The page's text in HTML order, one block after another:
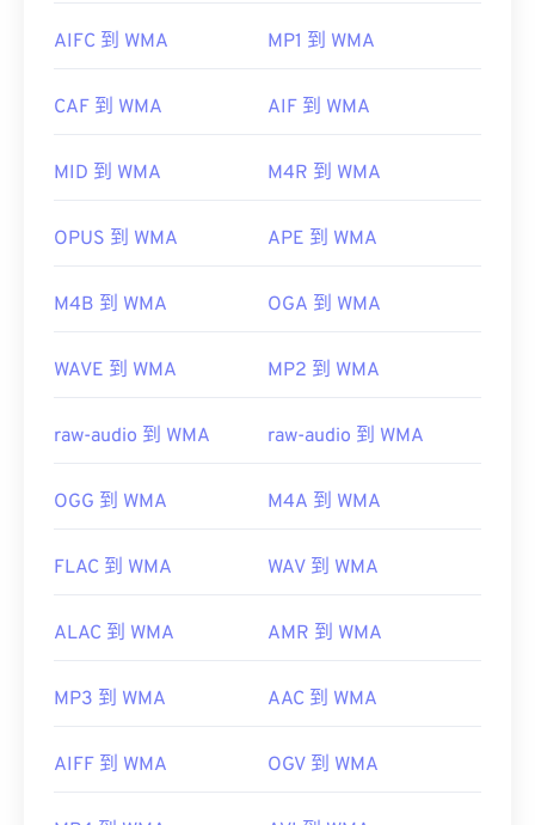
開發商： DivX, Inc
實用連結：
https://en.wikipedia.org/wiki/DivX
他播放器和程式也支援這種檔案類型。
其他可以開啟 WMA 檔案的程式包括VLC 媒體播放
OverDrive Media
https://docs.microsoft.com/en-
AIFC 到 WMA MP1 到 WMA
CAF 到 WMA AIF 到 WMA
MID 到 WMA M4R 到 WMA
OPUS 到 WMA APE 到 WMA
M4B 到 WMA OGA 到 WMA
WAVE 到 WMA MP2 到 WMA
raw-audio 到 WMA raw-audio 到 WMA
OGG 到 WMA M4A 到 WMA
FLAC 到 WMA WAV 到 WMA
ALAC 到 WMA AMR 到 WMA
MP3 到 WMA AAC 到 WMA
AIFF 到 WMA OGV 到 WMA